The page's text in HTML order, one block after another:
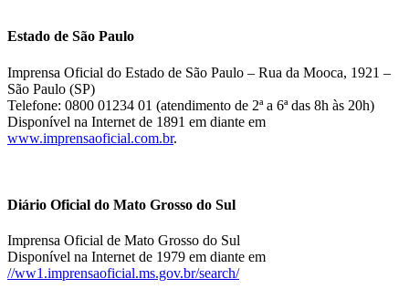
Estado de São Paulo
Imprensa Oficial do Estado de São Paulo – Rua da Mooca, 1921 –
São Paulo (SP)
Telefone: 0800 01234 01 (atendimento de 2ª a 6ª das 8h às 20h)
Disponível na Internet de 1891 em diante em
www.imprensaoficial.com.br.
Diário Oficial do Mato Grosso do Sul
Imprensa Oficial de Mato Grosso do Sul
Disponível na Internet de 1979 em diante em
//ww1.imprensaoficial.ms.gov.br/search/